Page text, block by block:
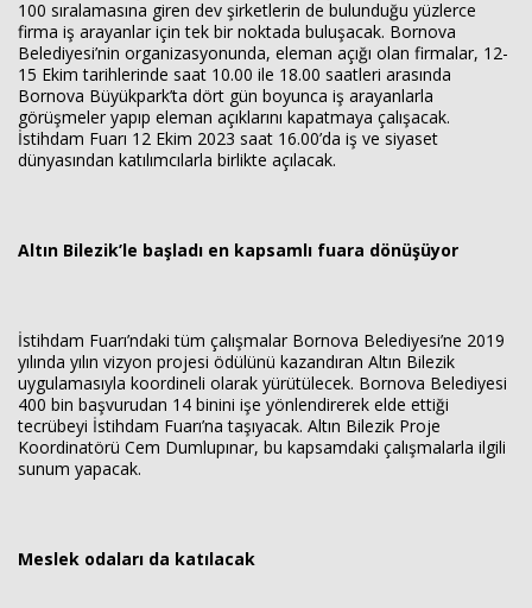
100 sıralamasına giren dev şirketlerin de bulunduğu yüzlerce
firma iş arayanlar için tek bir noktada buluşacak. Bornova
Belediyesi’nin organizasyonunda, eleman açığı olan firmalar, 12-
15 Ekim tarihlerinde saat 10.00 ile 18.00 saatleri arasında
Bornova Büyükpark’ta dört gün boyunca iş arayanlarla
görüşmeler yapıp eleman açıklarını kapatmaya çalışacak.
İstihdam Fuarı 12 Ekim 2023 saat 16.00’da iş ve siyaset
dünyasından katılımcılarla birlikte açılacak.
Altın Bilezik’le başladı en kapsamlı fuara dönüşüyor
İstihdam Fuarı’ndaki tüm çalışmalar Bornova Belediyesi’ne 2019
yılında yılın vizyon projesi ödülünü kazandıran Altın Bilezik
uygulamasıyla koordineli olarak yürütülecek. Bornova Belediyesi
400 bin başvurudan 14 binini işe yönlendirerek elde ettiği
tecrübeyi İstihdam Fuarı’na taşıyacak. Altın Bilezik Proje
Koordinatörü Cem Dumlupınar, bu kapsamdaki çalışmalarla ilgili
sunum yapacak.
Meslek odaları da katılacak